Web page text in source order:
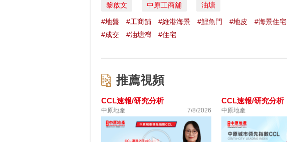
黎啟文 中原工商舖 油塘
#地盤 #工商舖 #維港海景 #鯉魚門 #地皮 #海景住宅
#成交
#油塘灣 #住宅
推薦視頻
CCL速報/研究分析
中原地產 7/8/2026
CCL速報/研究分析
中原地產